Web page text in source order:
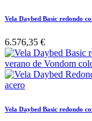
Vela Daybed Basic redondo
6.576,35 €
Vela Daybed Basic redondo